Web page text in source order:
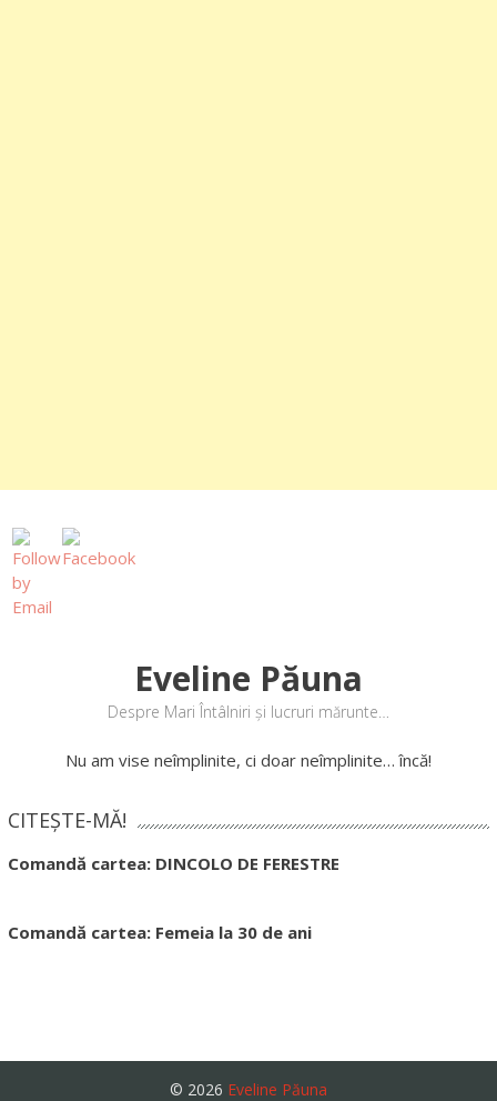
Eveline Păuna
Despre Mari Întâlniri și lucruri mărunte…
Nu am vise neîmplinite, ci doar neîmplinite… încă!
CITEȘTE-MĂ!
Comandă cartea: DINCOLO DE FERESTRE
Comandă cartea: Femeia la 30 de ani
© 2026 Eveline Păuna